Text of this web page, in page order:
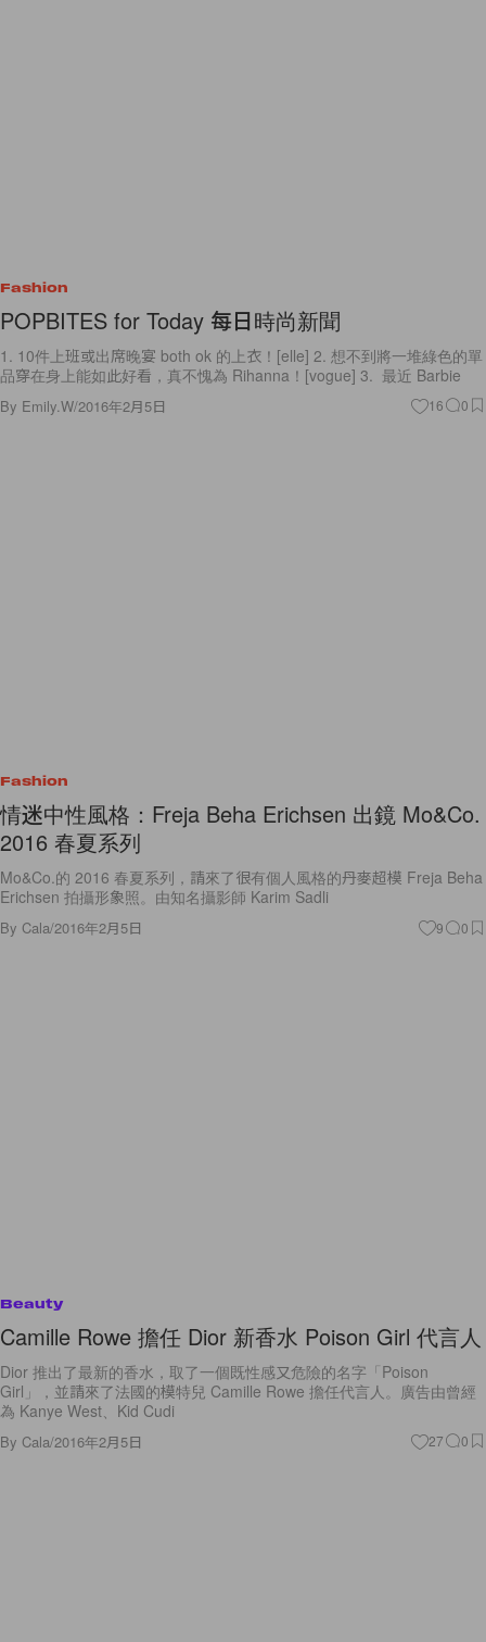
Fashion
POPBITES for Today 每日時尚新聞
1. 10件上班或出席晚宴 both ok 的上衣！[elle] 2. 想不到將一堆綠色的單
品穿在身上能如此好看，真不愧為 Rihanna！[vogue] 3. 最近 Barbie
By Emily.W/2016年2月5日 16 0
Fashion
情迷中性風格：Freja Beha Erichsen 出鏡 Mo&Co.
2016 春夏系列
Mo&Co.的 2016 春夏系列，請來了很有個人風格的丹麥超模 Freja Beha
Erichsen 拍攝形象照。由知名攝影師 Karim Sadli
By Cala/2016年2月5日 9 0
Beauty
Camille Rowe 擔任 Dior 新香水 Poison Girl 代言人
Dior 推出了最新的香水，取了一個既性感又危險的名字「Poison
Girl」，並請來了法國的模特兒 Camille Rowe 擔任代言人。廣告由曾經
為 Kanye West、Kid Cudi
By Cala/2016年2月5日 27 0